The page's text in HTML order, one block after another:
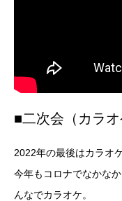
■二次会（カラオ
2022年の最後はカラオ
今年もコロナでなかな
んなでカラオケ。